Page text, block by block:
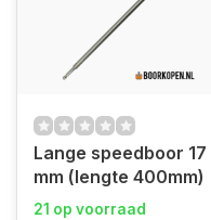
Lange speedboor 17
mm (lengte 400mm)
21 op voorraad